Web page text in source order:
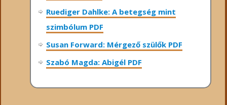
Ruediger Dahlke: A betegség mint
szimbólum PDF
Susan Forward: Mérgező szülők PDF
Szabó Magda: Abigél PDF